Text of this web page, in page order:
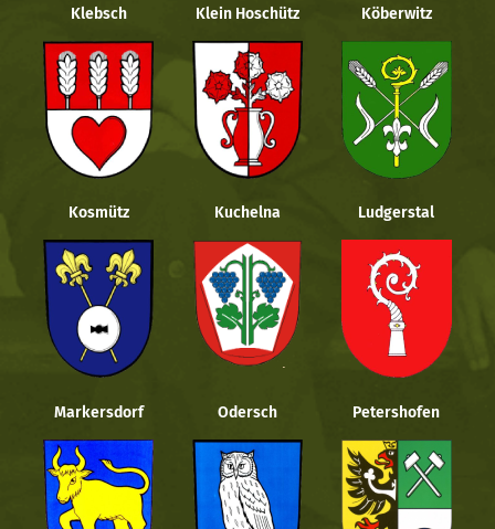
Klebsch Klein Hoschütz Köberwitz
Kosmütz Kuchelna Ludgerstal
Markersdorf Odersch Petershofen